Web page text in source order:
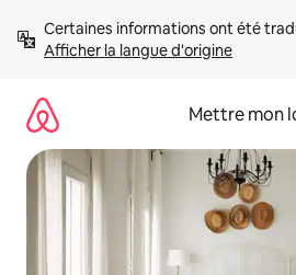
directement
Afficher la langue d'origine
Mettre mon